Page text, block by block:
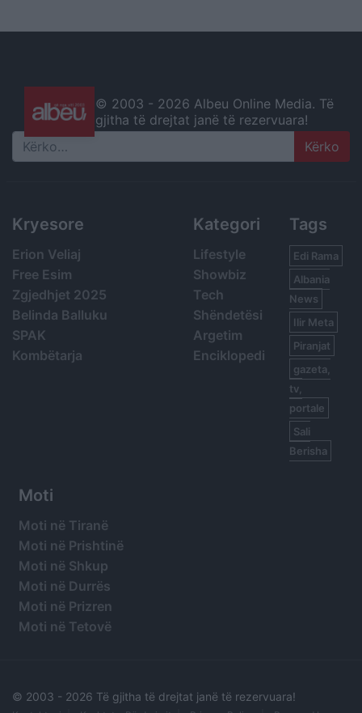
© 2003 - 2026 Albeu Online Media. Të
gjitha të drejtat janë të rezervuara!
Search
Kryesore
Erion Veliaj
Free Esim
Zgjedhjet 2025
Belinda Balluku
SPAK
Kombëtarja
Kategori
Lifestyle
Showbiz
Tech
Shëndetësi
Argetim
Enciklopedi
Tags
Edi Rama
Albania
News
Ilir Meta
Piranjat
gazeta,
tv,
portale
Sali
Berisha
Moti
Moti në Tiranë
Moti në Prishtinë
Moti në Shkup
Moti në Durrës
Moti në Prizren
Moti në Tetovë
© 2003 - 2026 Të gjitha të drejtat janë të rezervuara!